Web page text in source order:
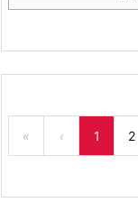
« ‹ 1 2